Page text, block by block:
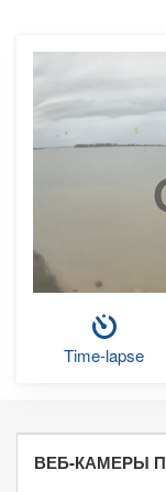
Time-lapse
ВЕБ-КАМЕРЫ